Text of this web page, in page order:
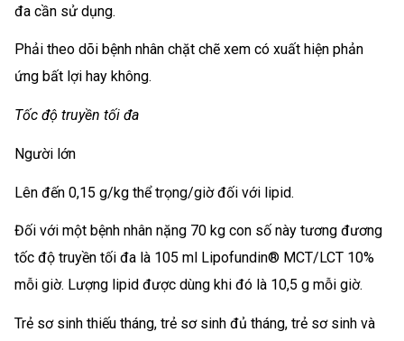
đa cần sử dụng.
Phải theo dõi bệnh nhân chặt chẽ xem có xuất hiện phản
ứng bất lợi hay không.
Tốc độ truyền tối đa
Người lớn
Lên đến 0,15 g/kg thể trọng/giờ đối với lipid.
Đối với một bệnh nhân nặng 70 kg con số này tương đương
tốc độ truyền tối đa là 105 ml Lipofundin® MCT/LCT 10%
mỗi giờ. Lượng lipid được dùng khi đó là 10,5 g mỗi giờ.
Trẻ sơ sinh thiếu tháng, trẻ sơ sinh đủ tháng, trẻ sơ sinh và